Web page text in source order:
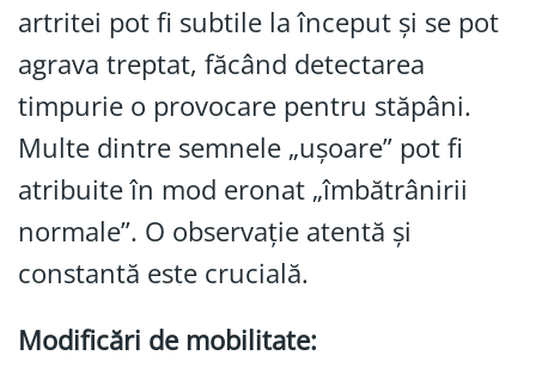
artritei pot fi subtile la început și se pot
agrava treptat, făcând detectarea
timpurie o provocare pentru stăpâni.
Multe dintre semnele „ușoare” pot fi
atribuite în mod eronat „îmbătrânirii
normale”. O observație atentă și
constantă este crucială.
Modificări de mobilitate: